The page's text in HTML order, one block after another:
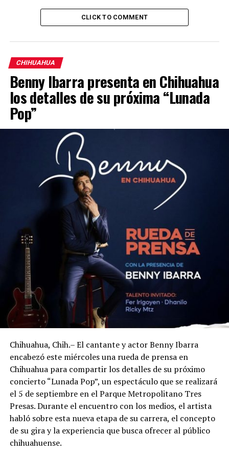
CLICK TO COMMENT
CHIHUAHUA
Benny Ibarra presenta en Chihuahua
los detalles de su próxima “Lunada
Pop”
Chihuahua, Chih.– El cantante y actor Benny Ibarra
encabezó este miércoles una rueda de prensa en
Chihuahua para compartir los detalles de su próximo
concierto “Lunada Pop”, un espectáculo que se realizará
el 5 de septiembre en el Parque Metropolitano Tres
Presas. Durante el encuentro con los medios, el artista
habló sobre esta nueva etapa de su carrera, el concepto
de su gira y la experiencia que busca ofrecer al público
chihuahuense.